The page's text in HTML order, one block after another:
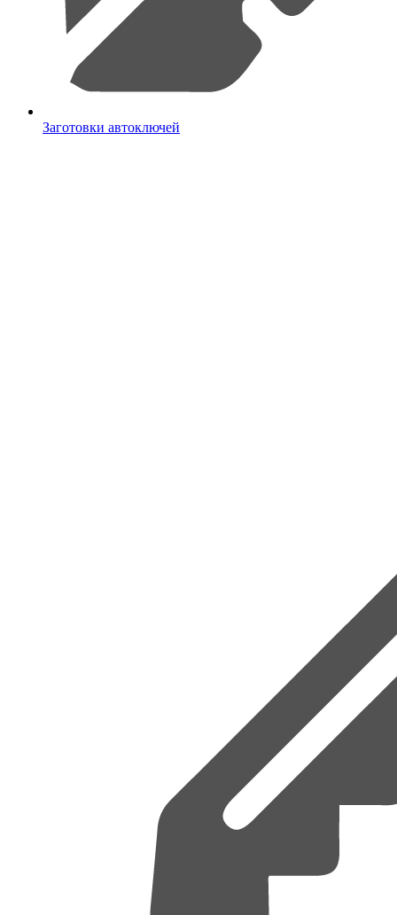
Заготовки автоключей